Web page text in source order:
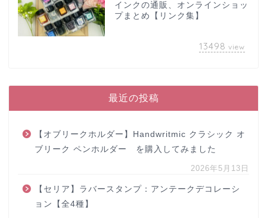
インクの通販、オンラインショッ
プまとめ【リンク集】
13498 view
最近の投稿
【オブリークホルダー】Handwritmic クラシック オ
ブリーク ペンホルダー を購入してみました
2026年5月13日
【セリア】ラバースタンプ：アンテークデコレーシ
ョン【全4種】